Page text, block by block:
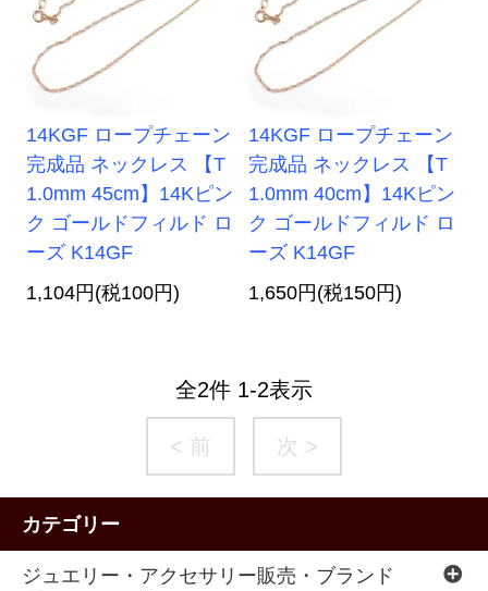
14KGF ロープチェーン
完成品 ネックレス 【T
1.0mm 45cm】14Kピン
ク ゴールドフィルド ロ
ーズ K14GF
1,104円(税100円)
14KGF ロープチェーン
完成品 ネックレス 【T
1.0mm 40cm】14Kピン
ク ゴールドフィルド ロ
ーズ K14GF
1,650円(税150円)
全2件 1-2表示
< 前 次 >
カテゴリー
ジュエリー・アクセサリー販売・ブランド